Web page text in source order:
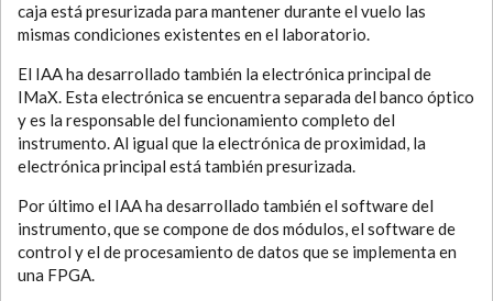
caja está presurizada para mantener durante el vuelo las
mismas condiciones existentes en el laboratorio.
El IAA ha desarrollado también la electrónica principal de
IMaX. Esta electrónica se encuentra separada del banco óptico
y es la responsable del funcionamiento completo del
instrumento. Al igual que la electrónica de proximidad, la
electrónica principal está también presurizada.
Por último el IAA ha desarrollado también el software del
instrumento, que se compone de dos módulos, el software de
control y el de procesamiento de datos que se implementa en
una FPGA.